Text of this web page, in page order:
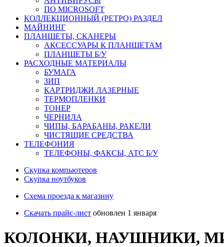
ПО MICROSOFT
КОЛЛЕКЦИОННЫЙ (РЕТРО) РАЗДЕЛ
МАЙНИНГ
ПЛАНШЕТЫ, СКАНЕРЫ
АКСЕССУАРЫ К ПЛАНШЕТАМ
ПЛАНШЕТЫ Б/У
РАСХОДНЫЕ МАТЕРИАЛЫ
БУМАГА
ЗИП
КАРТРИДЖИ ЛАЗЕРНЫЕ
ТЕРМОПЛЕНКИ
ТОНЕР
ЧЕРНИЛА
ЧИПЫ, БАРАБАНЫ, РАКЕЛИ
ЧИСТЯЩИЕ СРЕДСТВА
ТЕЛЕФОНИЯ
ТЕЛЕФОНЫ, ФАКСЫ, АТС Б/У
Скупка компьютеров
Cкупка ноутбуков
Схема проезда к магазину
Скачать прайс-лист обновлен 1 января
КОЛОНКИ, НАУШНИКИ,